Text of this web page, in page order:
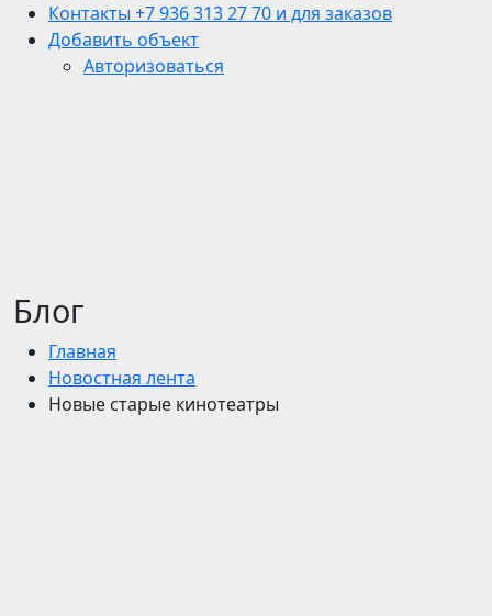
Контакты +7 936 313 27 70 и для заказов
Добавить объект
Авторизоваться
Блог
Главная
Новостная лента
Новые старые кинотеатры